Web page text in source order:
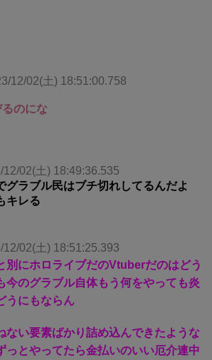
12/02(土) 18:51:00.758
のにな
12/02(土) 18:49:36.535
グラブル民はブチ切れしてるんだよ
キレる
12/02(土) 18:51:25.393
別にホロライブだのVtuberだのはどう
今のグラブル自体もう何をやっても炎
うにもならん
ない要素ばかり詰め込んできたような
っとやってたら金払いのいい厄介連中